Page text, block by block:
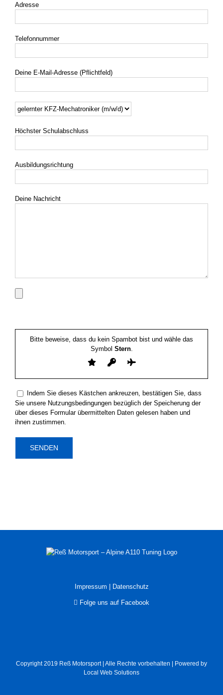
Adresse
Telefonnummer
Deine E-Mail-Adresse (Pflichtfeld)
Höchster Schulabschluss
Ausbildungsrichtung
Deine Nachricht
Bitte beweise, dass du kein Spambot bist und wähle das
Symbol Stern.
Indem Sie dieses Kästchen ankreuzen, bestätigen Sie, dass
Sie unsere Nutzungsbedingungen bezüglich der Speicherung der
über dieses Formular übermittelten Daten gelesen haben und
ihnen zustimmen.
Impressum Datenschutz
Folge uns auf Facebook
Copyright 2019 Reß Motorsport| Alle Rechte vorbehalten | Powered by
Local Web Solutions